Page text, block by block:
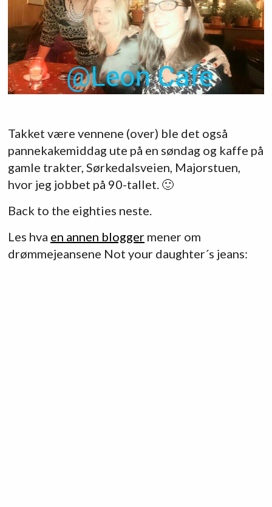
Takket være vennene (over) ble det også
pannekakemiddag ute på en søndag og kaffe på
gamle trakter, Sørkedalsveien, Majorstuen,
hvor jeg jobbet på 90-tallet. 🙂
Back to the eighties neste.
Les hva en annen bloggermener om
drømmejeansene Not your daughter´s jeans: